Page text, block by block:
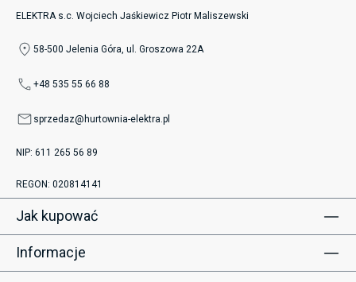
ELEKTRA s.c. Wojciech Jaśkiewicz Piotr Maliszewski
58-500 Jelenia Góra, ul. Groszowa 22A
+48 535 55 66 88
sprzedaz@hurtownia-elektra.pl
NIP: 611 265 56 89
REGON: 020814141
Jak kupować
Informacje